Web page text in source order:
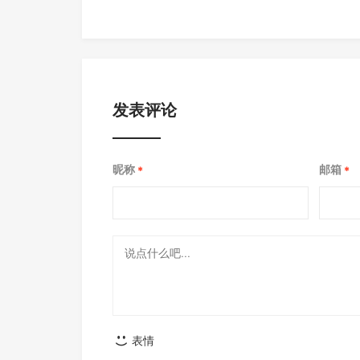
发表评论
昵称 * 邮箱 *
表情